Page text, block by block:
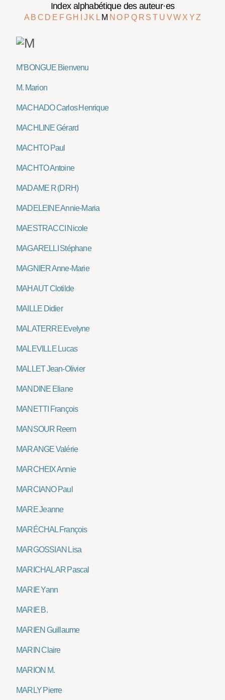
Index alphabétique des auteur·es
A B C D E F G H J K L M NO P Q R ST U VW X YZ
M’BONGUE Bienvenu
M. Marion
MACHADO Carlos Henrique
MACHLINE Gérard
MACHTO Paul
MACHTO Antoine
MADAME R (DRH)
MADELEINE Annie-Maria
MAESTRACCI Nicole
MAGARELLI Stéphane
MAGNIER Anne-Marie
MAHAUT Clotilde
MAILLE Didier
MALATERRE Evelyne
MALEVILLE Lucas
MALLET Jean-Olivier
MANDINE Eliane
MANETTI François
MANSOUR Reem
MARANGE Valérie
MARCHEIX Annie
MARCIANO Paul
MARE Jeanne
MARÉCHAL François
MARGOSSIAN Lisa
MARICHALAR Pascal
MARIE Yann
MARIE B.
MARIEN Guillaume
MARIN Claire
MARION M.
MARLY Pierre